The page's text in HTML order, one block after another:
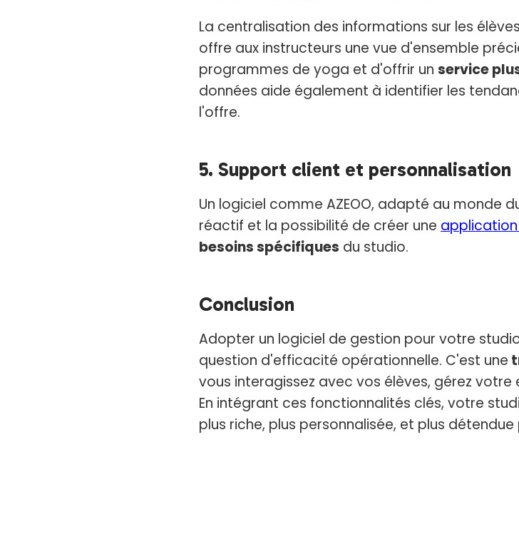
La centralisation des informations sur les
offre aux instructeurs une vue d'ensemble
programmes de yoga et d'offrir un service
données aide également à identifier les
l'offre.
5. Support client et personnalisation
Un logiciel comme AZEOO, adapté au monde
réactif et la possibilité de créer une
besoins spécifiques du studio.
Conclusion
Adopter un logiciel de gestion pour votre
question d'efficacité opérationnelle. C'est une
vous interagissez avec vos élèves, gérez
En intégrant ces fonctionnalités clés, votre
plus riche, plus personnalisée, et plus